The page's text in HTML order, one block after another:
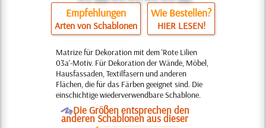
Empfehlungen
Arten von Schablonen
Wie Bestellen?
HIER LESEN!
Matrize für Dekoration mit dem 'Rote Lilien
03a'-Motiv. Für Dekoration der Wände, Möbel,
Hausfassaden, Textilfasern und anderen
Flächen, die für das Färben geeignet sind. Die
einschichtige wiederverwendbare Schablone.
ODie Größen entsprechen den
anderen Schablonen aus dieser